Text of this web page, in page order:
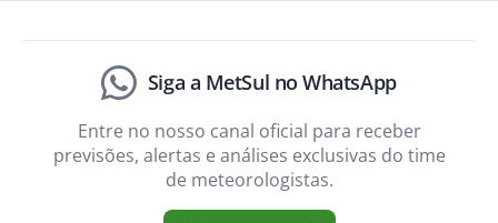
Siga a MetSul no WhatsApp
Entre no nosso canal oficial para receber
previsões, alertas e análises exclusivas do time
de meteorologistas.